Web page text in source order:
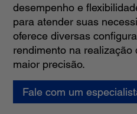
desempenho e
para atender suas
oferece diversas
rendimento na realização
maior precisão.
Fale com um